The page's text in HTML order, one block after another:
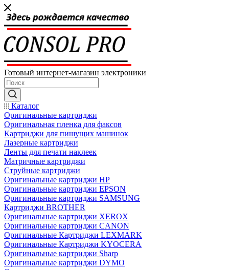
Готовый интернет-магазин электроники
Каталог
Оригинальные картриджи
Оригинальная пленка для факсов
Картриджи для пишущих машинок
Лазерные картриджи
Ленты для печати наклеек
Матричные картриджи
Струйные картриджи
Оригинальные картриджи HP
Оригинальные картриджи EPSON
Оригинальные картриджи SAMSUNG
Картриджи BROTHER
Оригинальные картриджи XEROX
Оригинальные картриджи CANON
Оригинальные Картриджи LEXMARK
Оригинальные Картриджи KYOCERA
Оригинальные картриджи Sharp
Оригинальные картриджи DYMO